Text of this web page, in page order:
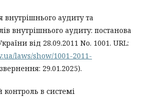
внутрішнього аудиту та
внутрішнього аудиту: постанова
від 28.09.2011 No. 1001. URL:
laws/show/1001-2011-
29.01.2025).
в системі